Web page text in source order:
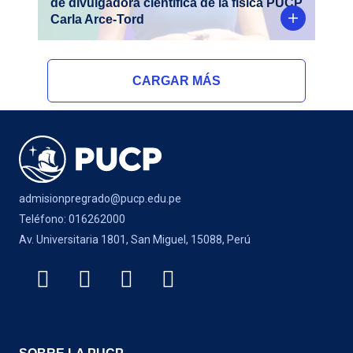
de divulgadora científica de la física PUCP
Carla Arce-Tord
CARGAR MÁS
admisionpregrado@pucp.edu.pe
Teléfono: 016262000
Av. Universitaria 1801, San Miguel, 15088, Perú